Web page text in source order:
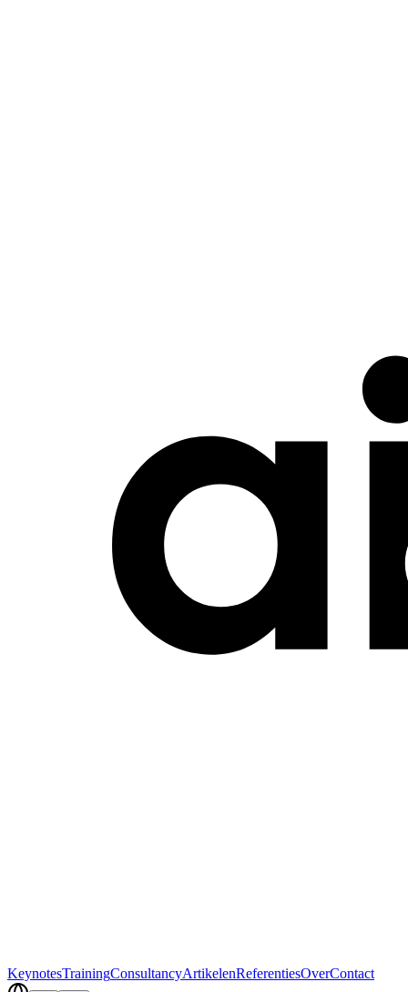
KeynotesTrainingConsultancyArtikelenReferentiesOverContact